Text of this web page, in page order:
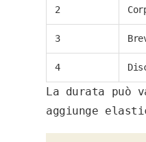
2
3
4
La durata può
aggiunge